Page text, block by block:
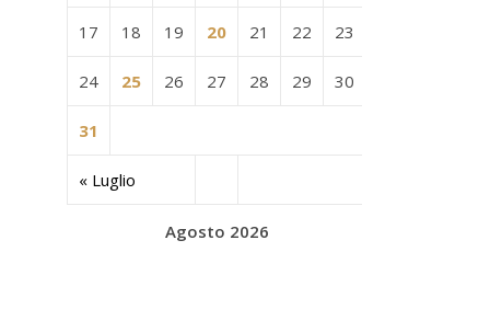
Agosto 2026
« Luglio
17 18 19 20 21 22 23
24 25 26 27 28 29 30
31